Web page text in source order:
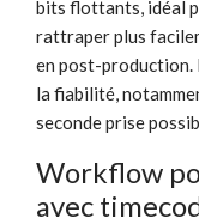
bits flottants, idéal
rattraper plus
en post-production.
la fiabilité,
seconde prise
Workflow
avec